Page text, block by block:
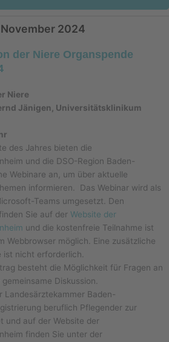
2024
der Niere Organspende
Niere
Jänigen, Universitätsklinikum
des Jahres bieten die
und die DSO-Region Baden-
Webinare an, um über aktuelle
informieren. Das Webinar wird als
Teams umgesetzt. Den
Sie auf der Website der
und die kostenfreie Teilnahme ist
Webbrowser möglich. Eine zusätzliche
nicht erforderlich.
besteht die Möglichkeit für Fragen an
Diskussion.
Landesärztekammer Baden-
beruflich Pflegender zur
und auf der Website der
finden Sie unter der